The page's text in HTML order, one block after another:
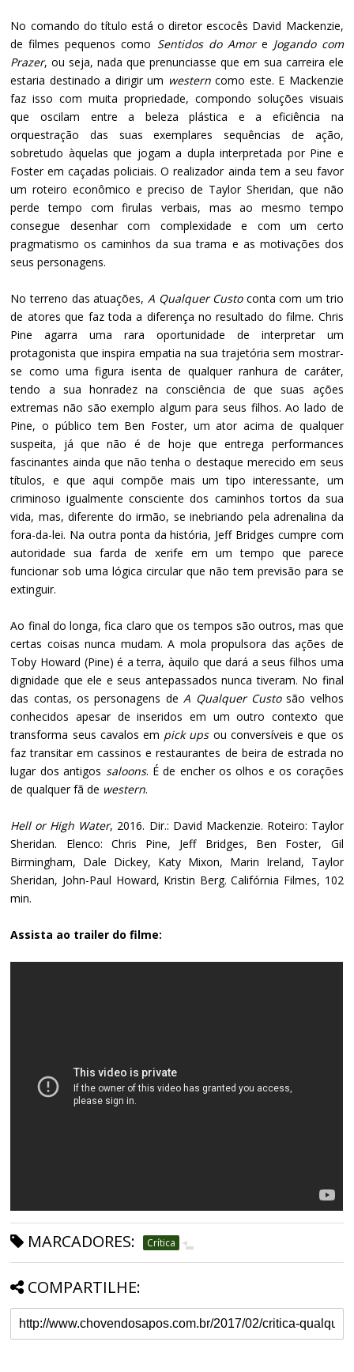
No comando do título está o diretor escocês David Mackenzie,
de filmes pequenos como Sentidos do Amor e Jogando com
Prazer, ou seja, nada que prenunciasse que em sua carreira ele
estaria destinado a dirigir um westerncomo este. E Mackenzie
faz isso com muita propriedade, compondo soluções visuais
que oscilam entre a beleza plástica e a eficiência na
orquestração das suas exemplares sequências de ação,
sobretudo àquelas que jogam a dupla interpretada por Pine e
Foster em caçadas policiais. O realizador ainda tem a seu favor
um roteiro econômico e preciso de Taylor Sheridan, que não
perde tempo com firulas verbais, mas ao mesmo tempo
consegue desenhar com complexidade e com um certo
pragmatismo os caminhos da sua trama e as motivações dos
seus personagens.
No terreno das atuações, A Qualquer Custo conta com um trio
de atores que faz toda a diferença no resultado do filme. Chris
Pine agarra uma rara oportunidade de interpretar um
protagonista que inspira empatia na sua trajetória sem mostrar-
se como uma figura isenta de qualquer ranhura de caráter,
tendo a sua honradez na consciência de que suas ações
extremas não são exemplo algum para seus filhos. Ao lado de
Pine, o público tem Ben Foster, um ator acima de qualquer
suspeita, já que não é de hoje que entrega performances
fascinantes ainda que não tenha o destaque merecido em seus
títulos, e que aqui compõe mais um tipo interessante, um
criminoso igualmente consciente dos caminhos tortos da sua
vida, mas, diferente do irmão, se inebriando pela adrenalina da
fora-da-lei. Na outra ponta da história, Jeff Bridges cumpre com
autoridade sua farda de xerife em um tempo que parece
funcionar sob uma lógica circular que não tem previsão para se
extinguir.
Ao final do longa, fica claro que os tempos são outros, mas que
certas coisas nunca mudam. A mola propulsora das ações de
Toby Howard (Pine) é a terra, àquilo que dará a seus filhos uma
dignidade que ele e seus antepassados nunca tiveram. No final
das contas, os personagens deA Qualquer Custosão velhos
conhecidos apesar de inseridos em um outro contexto que
transforma seus cavalos em pick ups ou conversíveis e que os
faz transitar em cassinos e restaurantes de beira de estrada no
lugar dos antigos saloons. É de encher os olhos e os corações
de qualquer fã de western.
Hell or High Water, 2016. Dir.: David Mackenzie. Roteiro: Taylor
Sheridan. Elenco: Chris Pine, Jeff Bridges, Ben Foster, Gil
Birmingham, Dale Dickey, Katy Mixon, Marin Ireland, Taylor
Sheridan, John-Paul Howard, Kristin Berg. Califórnia Filmes, 102
min.
Assista ao trailer do filme:
MARCADORES: Crítica
COMPARTILHE: